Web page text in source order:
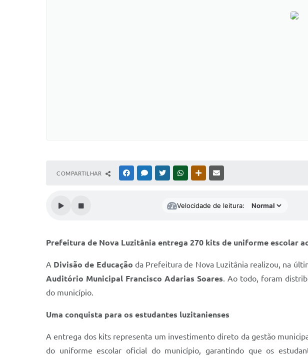
COMPARTILHAR FACEBOOKMESSENGER
TWITTERWHATSAPPOUTRAS MÍDIAS
Velocidade de leitura:
Prefeitura de Nova Luzitânia entrega 270 kits de uniforme escolar
A Divisão de Educação da Prefeitura de Nova Luzitânia realizou, na
Auditório Municipal Francisco Adarias Soares. Ao todo, foram
do município.
Uma conquista para os estudantes luzitanienses
A entrega dos kits representa um investimento direto da gestão
do uniforme escolar oficial do município, garantindo que os